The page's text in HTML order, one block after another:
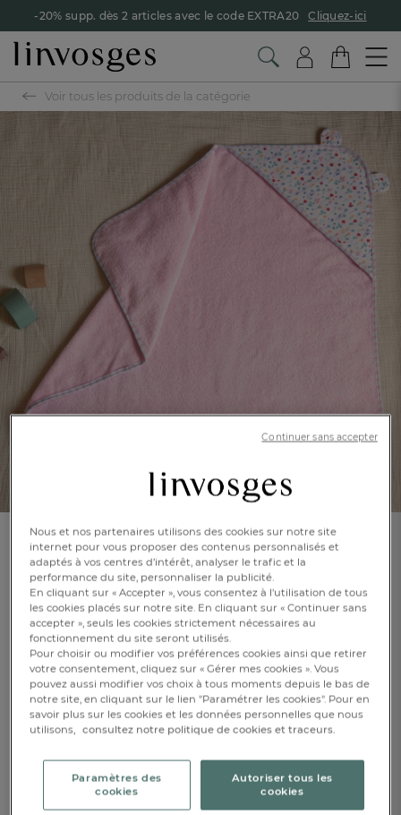
-20% supp. dès 2 articles avec le code EXTRA20 Cliquez-ici
FR DE
AT
BE
CH
Voir tous les produits de la catégorie
Cape de bain
Jolie coccinelle
Réf : 994935701
Capuche avec
oreilles
BRODABLE
Taille unique
Nous et nos partenaires utilisons des cookies sur notre site
internet pour vous proposer des contenus personnalisés et
adaptés à vos centres d’intérêt, analyser le trafic et la
performance du site, personnaliser la publicité.
En cliquant sur « Accepter », vous consentez à l'utilisation de tous
les cookies placés sur notre site. En cliquant sur « Continuer sans
accepter », seuls les cookies strictement nécessaires au
fonctionnement du site seront utilisés.
Pour choisir ou modifier vos préférences cookies ainsi que retirer
votre consentement, cliquez sur « Gérer mes cookies ». Vous
pouvez aussi modifier vos choix à tous moments depuis le bas de
notre site, en cliquant sur le lien "Paramétrer les cookies". Pour en
savoir plus sur les cookies et les données personnelles que nous
utilisons, consultez notre politique de cookies et traceurs.
Paramètres des
cookies
Autoriser tous les
cookies
Continuer sans accepter